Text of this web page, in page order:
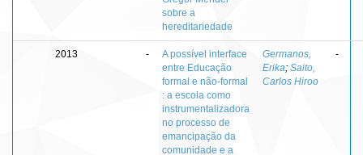
sobre a
hereditariedade
2013 -
A possível interface
entre Educação
formal e não-formal
: a escola como
instrumentalizadora
no processo de
emancipação da
comunidade e a
Germanos,
Erika; Saito,
Carlos Hiroo
-